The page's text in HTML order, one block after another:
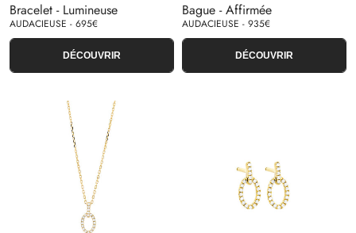
Bracelet - Lumineuse
AUDACIEUSE - 695€
DÉCOUVRIR
Bague - Affirmée
AUDACIEUSE - 935€
DÉCOUVRIR